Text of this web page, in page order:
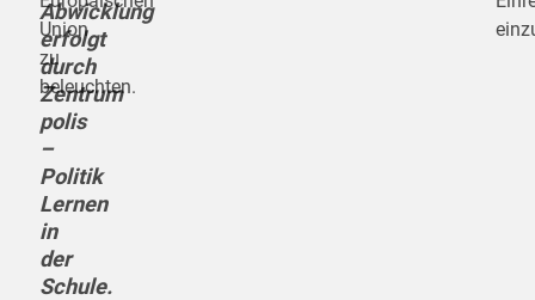
Abwicklung
erfolgt
durch
Zentrum
polis
–
Politik
Lernen
in
der
Schule.
Union
zu
beleuchten.